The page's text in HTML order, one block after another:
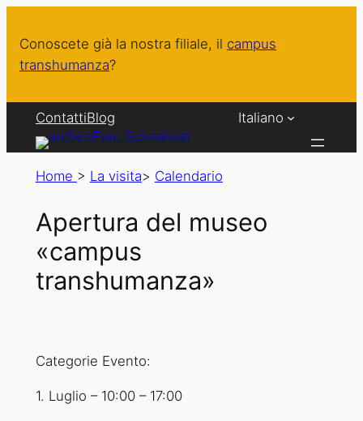
Conoscete già la nostra filiale, il campus
transhumanza?
ContattiBlog Italiano
Home > La visita> Calendario
Apertura del museo
«campus
transhumanza»
Categorie Evento:
1. Luglio – 10:00 – 17:00